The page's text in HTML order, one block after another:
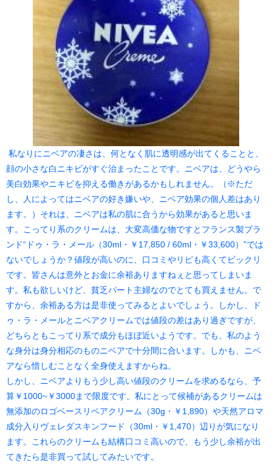
私なりにニベアの凄さは、何となく肌に透明感が出てくることと、
顔の小さな白ニキビがすぐ治まったことです。ニベアは、どうやら
美白効果やニキビを抑える働きがあるかもしれません。（※ただ
し、人によってはニベアの好き嫌いや、ニベア効果の個人差はあり
ます。）それは、ニベアは私の肌に合うから効果があると思いま
す。こってり系のクリームは、大変高価な物ですとフランス製ブラ
ンド“ドゥ・ラ・メール（30ml・￥17,850 / 60ml・￥33,600）”では
ないでしょうか？値段が高いのに、口コミやリピも高くてビックリ
です。皆さんは意外とお金に余裕ありますねぇと思ってしまいま
す。私も欲しいけど、貧乏パート主婦なのでとても買えません。で
すから、余裕ある方は是非使ってみるとよいでしょう。しかし、ド
ゥ・ラ・メールとニベアクリームでは値段の差はあり過ぎですが、
どちらともこってり系で成分もほぼ近いようです。でも、私のよう
な身分は身分相応のものニベアで十分間に合います。しかも、ニベ
アなら惜しむことなく全身使えますからね。
しかし、ニベアよりもう少し高い値段のクリームを求めるなら、予
算￥1000~￥3000まで限度です。私にとって候補があるクリームは
無添加のロゴベースリペアクリーム（30g・￥1,890）や天然アロマ
成分入りヴェレダスキンフード（30ml・￥1,470）辺りが気になり
ます。これらのクリームも結構口コミ高いので、もう少し余裕が出
てきたら是非買って試してみたいです。